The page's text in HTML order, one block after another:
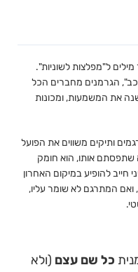
ל"מפלצות לשוניות".
הגרמנים מחברים הכל
את המשמעות, ומכונות
ותיקים משווים את הפועל
אותו, הוא חומק
להופיע במיקום האחרון
המתרגם לא שומר עליו,
כל שם עצם (ולא